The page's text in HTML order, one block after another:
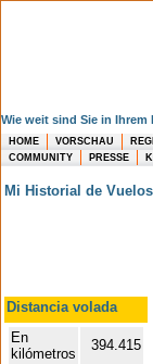
Wie weit sind Sie in
HOME VORSCHAU
COMMUNITY
PRESSE
Mi Historial de
Distancia volada
En
kilómetros
394.415